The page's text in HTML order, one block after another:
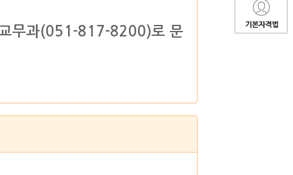
교무과(051-817-8200)로 문